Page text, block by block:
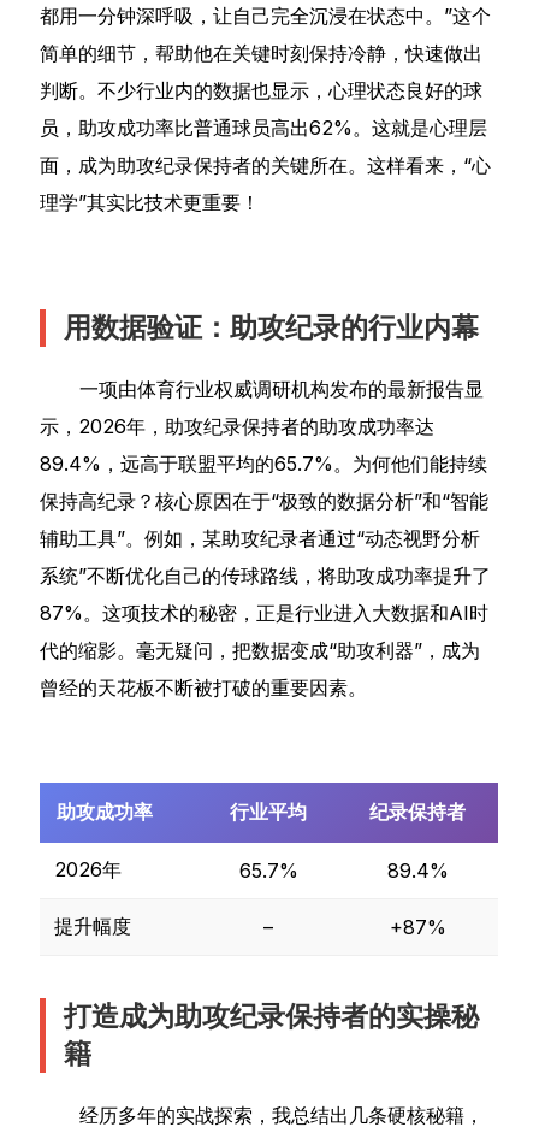
都用一分钟深呼吸，让自己完全沉浸在状态中。”这个
简单的细节，帮助他在关键时刻保持冷静，快速做出
判断。不少行业内的数据也显示，心理状态良好的球
员，助攻成功率比普通球员高出62%。这就是心理层
面，成为助攻纪录保持者的关键所在。这样看来，“心
理学”其实比技术更重要！
用数据验证：助攻纪录的行业内幕
一项由体育行业权威调研机构发布的最新报告显
示，2026年，助攻纪录保持者的助攻成功率达
89.4%，远高于联盟平均的65.7%。为何他们能持续
保持高纪录？核心原因在于“极致的数据分析”和“智能
辅助工具”。例如，某助攻纪录者通过“动态视野分析
系统”不断优化自己的传球路线，将助攻成功率提升了
87%。这项技术的秘密，正是行业进入大数据和AI时
代的缩影。毫无疑问，把数据变成“助攻利器”，成为
曾经的天花板不断被打破的重要因素。
助攻成功率 行业平均 纪录保持者
2026年 65.7% 89.4%
提升幅度 – +87%
打造成为助攻纪录保持者的实操秘
籍
经历多年的实战探索，我总结出几条硬核秘籍，